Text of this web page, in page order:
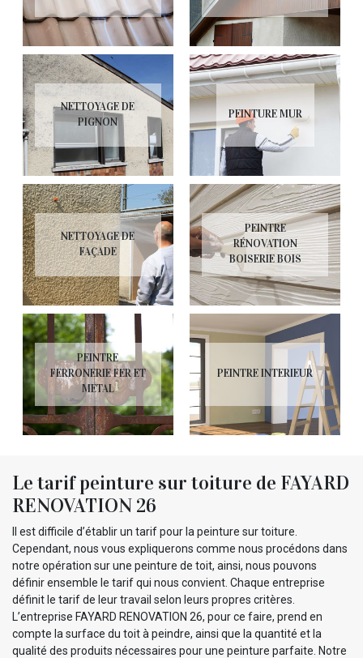
NETTOYAGE DE
PIGNON
PEINTURE MUR
NETTOYAGE DE
FAÇADE
PEINTRE
RÉNOVATION
BOISERIE BOIS
PEINTRE
FERRONERIE FER ET
METAL
PEINTRE INTERIEUR
Le tarif peinture sur toiture de FAYARD
RENOVATION 26
Il est difficile d’établir un tarif pour la peinture sur toiture.
Cependant, nous vous expliquerons comme nous procédons dans
notre opération sur une peinture de toit, ainsi, nous pouvons
définir ensemble le tarif qui nous convient. Chaque entreprise
définit le tarif de leur travail selon leurs propres critères.
L’entreprise FAYARD RENOVATION 26, pour ce faire, prend en
compte la surface du toit à peindre, ainsi que la quantité et la
qualité des produits nécessaires pour une peinture parfaite. Notre